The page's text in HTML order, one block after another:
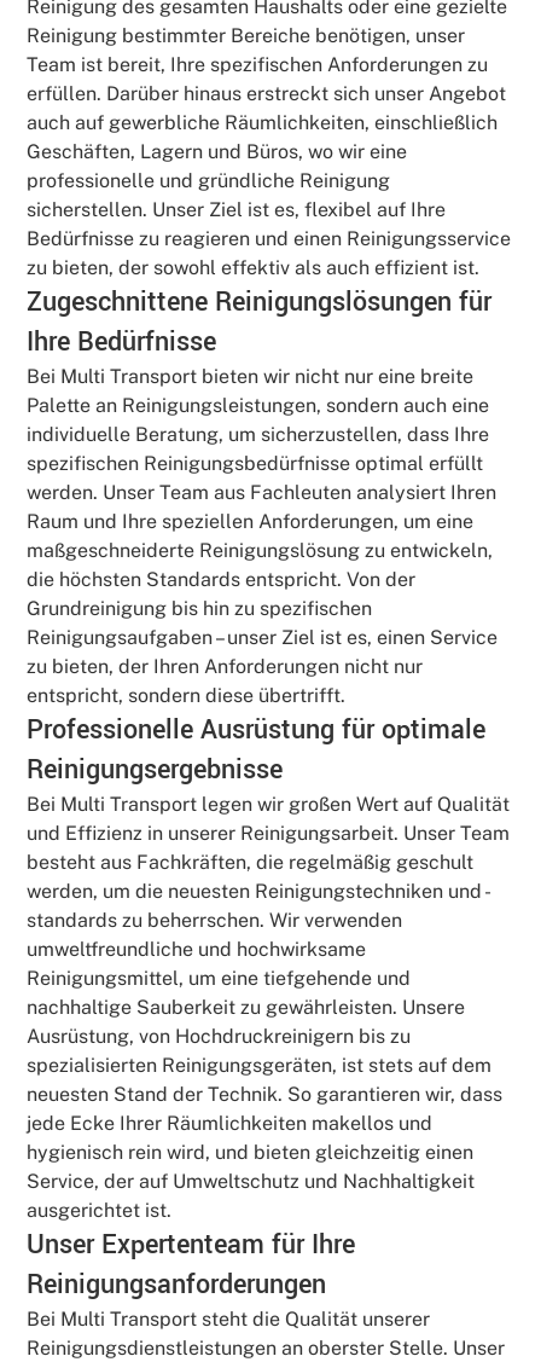
Reinigung des gesamten Haushalts oder eine gezielte
Reinigung bestimmter Bereiche benötigen, unser
Team ist bereit, Ihre spezifischen Anforderungen zu
erfüllen. Darüber hinaus erstreckt sich unser Angebot
auch auf gewerbliche Räumlichkeiten, einschließlich
Geschäften, Lagern und Büros, wo wir eine
professionelle und gründliche Reinigung
sicherstellen. Unser Ziel ist es, flexibel auf Ihre
Bedürfnisse zu reagieren und einen Reinigungsservice
zu bieten, der sowohl effektiv als auch effizient ist.
Zugeschnittene Reinigungslösungen für
Ihre Bedürfnisse
Bei Multi Transport bieten wir nicht nur eine breite
Palette an Reinigungsleistungen, sondern auch eine
individuelle Beratung, um sicherzustellen, dass Ihre
spezifischen Reinigungsbedürfnisse optimal erfüllt
werden. Unser Team aus Fachleuten analysiert Ihren
Raum und Ihre speziellen Anforderungen, um eine
maßgeschneiderte Reinigungslösung zu entwickeln,
die höchsten Standards entspricht. Von der
Grundreinigung bis hin zu spezifischen
Reinigungsaufgaben – unser Ziel ist es, einen Service
zu bieten, der Ihren Anforderungen nicht nur
entspricht, sondern diese übertrifft.
Professionelle Ausrüstung für optimale
Reinigungsergebnisse
Bei Multi Transport legen wir großen Wert auf Qualität
und Effizienz in unserer Reinigungsarbeit. Unser Team
besteht aus Fachkräften, die regelmäßig geschult
werden, um die neuesten Reinigungstechniken und -
standards zu beherrschen. Wir verwenden
umweltfreundliche und hochwirksame
Reinigungsmittel, um eine tiefgehende und
nachhaltige Sauberkeit zu gewährleisten. Unsere
Ausrüstung, von Hochdruckreinigern bis zu
spezialisierten Reinigungsgeräten, ist stets auf dem
neuesten Stand der Technik. So garantieren wir, dass
jede Ecke Ihrer Räumlichkeiten makellos und
hygienisch rein wird, und bieten gleichzeitig einen
Service, der auf Umweltschutz und Nachhaltigkeit
ausgerichtet ist.
Unser Expertenteam für Ihre
Reinigungsanforderungen
Bei Multi Transport steht die Qualität unserer
Reinigungsdienstleistungen an oberster Stelle. Unser